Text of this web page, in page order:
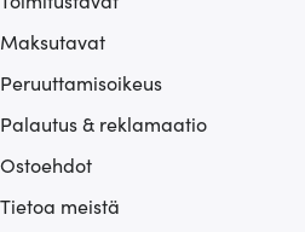
Maksutavat
Peruuttamisoikeus
Palautus & reklamaatio
Ostoehdot
Tietoa meistä